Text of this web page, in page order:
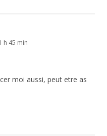
h 45 min
moi aussi, peut etre as